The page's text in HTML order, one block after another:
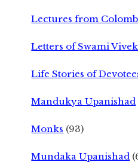
Lectures from
Letters of Swami
Life Stories of
Mandukya Upanishad
Monks (93)
Mundaka Upanishad